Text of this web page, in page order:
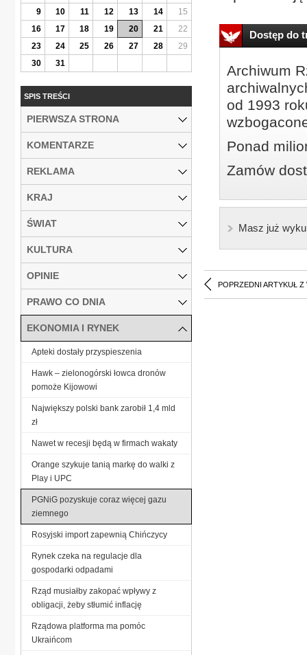
Dostęp do
Archiwum
od 1993
Ponad
Zamów
Masz już
POPRZEDNI ARTYKUŁ Z
9
10 11 12 13 14
15
16
17 18 19 20 21
22
23
24 25 26 27 28
29
30
31
SPIS TREŚCI
PIERWSZA STRONA
KOMENTARZE
REKLAMA
KRAJ
ŚWIAT
KULTURA
OPINIE
PRAWO CO DNIA
EKONOMIA I RYNEK
Apteki dostały przyspieszenia
Hawk – zielonogórski łowca dronów
pomoże Kijowowi
Największy polski bank zarobił 1,4 mld
zł
Nawet w recesji będą w firmach wakaty
Orange szykuje tanią markę do walki z
Play i UPC
PGNiG pozyskuje coraz więcej gazu
ziemnego
Rosyjski import zapewnią Chińczycy
Rynek czeka na regulacje dla
gospodarki odpadami
Rząd musiałby zakopać wpływy z
obligacji, żeby stłumić inflację
Rządowa platforma ma pomóc
Ukraińcom